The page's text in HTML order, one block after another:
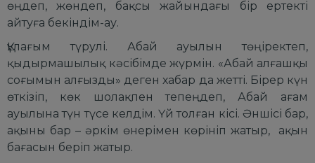
өңдеп, жөндеп, бақсы жайындағы бір ертекті
айтуға бекіндім-ау.
Құлағым түрулі. Абай ауылын төңіректеп,
қыдырмашылық кәсібімде жүрмін. «Абай алғашқы
соғымын алғызды» деген хабар да жетті. Бірер күн
өткізіп, көк шолақпен тепеңдеп, Абай ағам
ауылына түн түсе келдім. Үй толған кісі. Әншісі бар,
ақыны бар – әркім өнерімен көрініп жатыр, ақын
бағасын беріп жатыр.